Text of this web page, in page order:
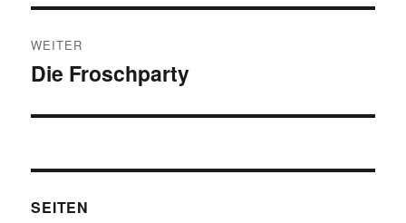
WEITER
Nächster
Die Froschparty
SEITEN